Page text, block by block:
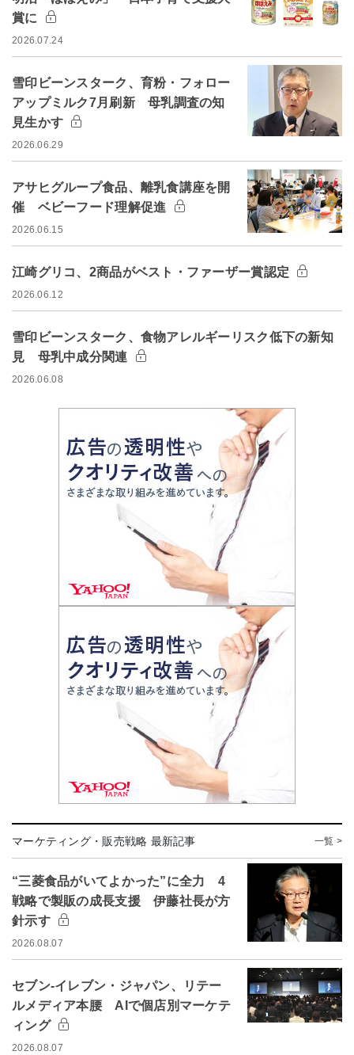
賞に
2026.07.24
雪印ビーンスターク、育粉・フォロー
アップミルク7月刷新 母乳調査の知
見生かす
2026.06.29
アサヒグループ食品、離乳食講座を開
催 ベビーフード理解促進
2026.06.15
江崎グリコ、2商品がベスト・ファーザー賞認定
2026.06.12
雪印ビーンスターク、食物アレルギーリスク低下の新知
見 母乳中成分関連
2026.06.08
マーケティング・販売戦略 最新記事 一覧 >
“三菱食品がいてよかった”に全力 4
戦略で製販の成長支援 伊藤社長が方
針示す
2026.08.07
セブン-イレブン・ジャパン、リテー
ルメディア本腰 AIで個店別マーケテ
ィング
2026.08.07